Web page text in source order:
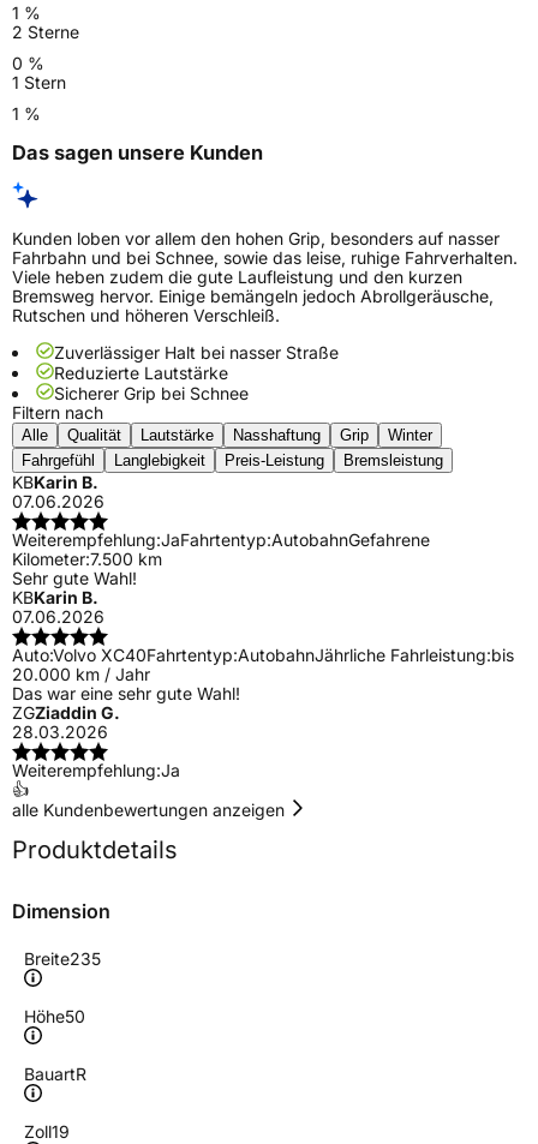
1 %
2 Sterne
0 %
1 Stern
1 %
Das sagen unsere Kunden
Kunden loben vor allem den hohen Grip, besonders auf nasser
Fahrbahn und bei Schnee, sowie das leise, ruhige Fahrverhalten.
Viele heben zudem die gute Laufleistung und den kurzen
Bremsweg hervor. Einige bemängeln jedoch Abrollgeräusche,
Rutschen und höheren Verschleiß.
Zuverlässiger Halt bei nasser Straße
Reduzierte Lautstärke
Sicherer Grip bei Schnee
Filtern nach
Alle Qualität Lautstärke Nasshaftung Grip
Winter
Fahrgefühl
Langlebigkeit Preis-Leistung Bremsleistung
KBKarin B.
07.06.2026
Weiterempfehlung:JaFahrtentyp:AutobahnGefahrene
Kilometer:7.500 km
Sehr gute Wahl!
KBKarin B.
07.06.2026
Auto:Volvo XC40Fahrtentyp:AutobahnJährliche Fahrleistung:bis
20.000 km / Jahr
Das war eine sehr gute Wahl!
ZGZiaddin G.
28.03.2026
Weiterempfehlung:Ja
👍
alle Kundenbewertungen anzeigen
Produktdetails
Dimension
Breite235
Höhe50
BauartR
Zoll19